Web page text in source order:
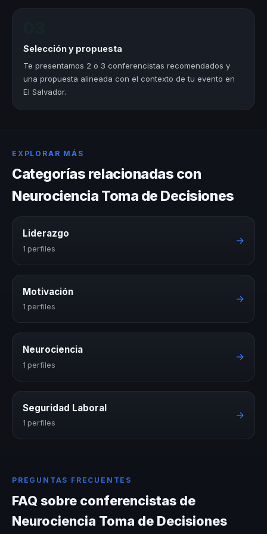
Selección y propuesta
Te presentamos 2 o 3 conferencistas recomendados y
una propuesta alineada con el contexto de tu evento en
El Salvador.
EXPLORAR MÁS
Categorías relacionadas con
Neurociencia Toma de Decisiones
Liderazgo
1 perfiles
→
Motivación
1 perfiles
→
Neurociencia
1 perfiles
→
Seguridad Laboral
1 perfiles
→
PREGUNTAS FRECUENTES
FAQ sobre conferencistas de
Neurociencia Toma de Decisiones